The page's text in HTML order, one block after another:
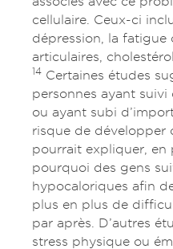
cellulaire. Ceux-ci
dépression, la fatigue
articulaires,
14 Certaines études
personnes ayant
ou ayant subi
risque de développer
pourrait expliquer, en
pourquoi des gens
hypocaloriques afin
plus en plus de
par après. D’autres
stress physique ou